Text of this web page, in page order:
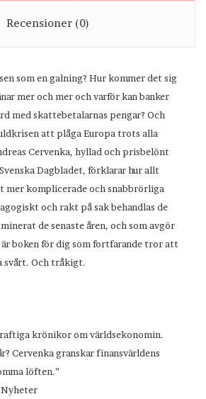
Recensioner (0)
som en galning? Hur kommer det sig
mer och mer och varför kan banker
med skattebetalarnas pengar? Och
att plåga Europa trots alla
Cervenka, hyllad och prisbelönt
Dagbladet, förklarar hur allt
mer komplicerade och snabbrörliga
och rakt på sak behandlas de
de senaste åren, och som avgör
boken för dig som fortfarande tror att
svårt. Och tråkigt.
krönikor om världsekonomin.
Cervenka granskar finansvärldens
löften.”
Nyheter